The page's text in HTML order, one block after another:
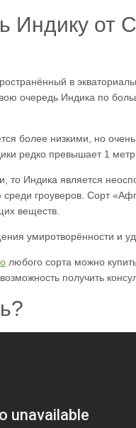
Индику от
в
очередь Индика по
более низкими, но
редко превышает 1
то Индика является
гроуверов. Сорт
веществ.
умиротворённости и
любого сорта можно
получить